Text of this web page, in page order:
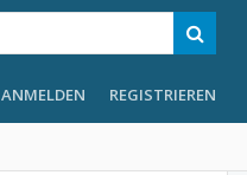
ANMELDEN REGISTRIEREN